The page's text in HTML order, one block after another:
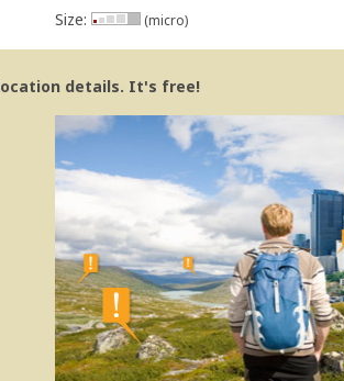
Size: (micro)
details. It's free!